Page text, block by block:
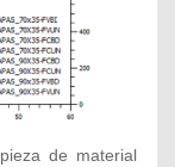
de material